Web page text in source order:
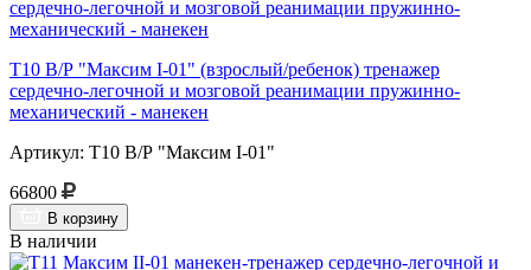
Т10 В/Р "Максим I-01" (взрослый/ребенок) тренажер
сердечно-легочной и мозговой реанимации пружинно-
механический - манекен
Артикул: Т10 В/Р "Максим I-01"
66800
В корзину
В наличии